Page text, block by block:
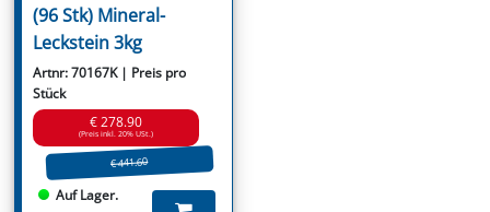
(96 Stk) Mineral-
Leckstein 3kg
Artnr: 70167K | Preis pro
Stück
€ 278.90
(Preis inkl. 20% USt.)
€ 441.60
Auf Lager.